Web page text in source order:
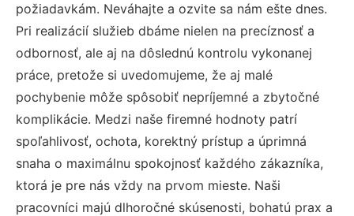
požiadavkám. Neváhajte a ozvite sa nám ešte dnes.
Pri realizácií služieb dbáme nielen na precíznosť a
odbornosť, ale aj na dôslednú kontrolu vykonanej
práce, pretože si uvedomujeme, že aj malé
pochybenie môže spôsobiť nepríjemné a zbytočné
komplikácie. Medzi naše firemné hodnoty patrí
spoľahlivosť, ochota, korektný prístup a úprimná
snaha o maximálnu spokojnosť každého zákazníka,
ktorá je pre nás vždy na prvom mieste. Naši
pracovníci majú dlhoročné skúsenosti, bohatú prax a